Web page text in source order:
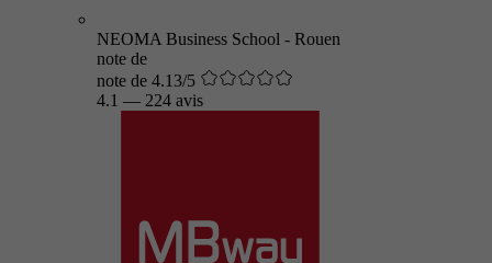
NEOMA Business School - Rouen
note de
note de 4.13/5
4.1 — 224 avis